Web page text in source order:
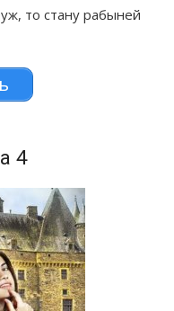
то стану рабыней
4